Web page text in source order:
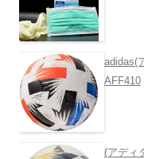
adidas(
AFF410
(アディ